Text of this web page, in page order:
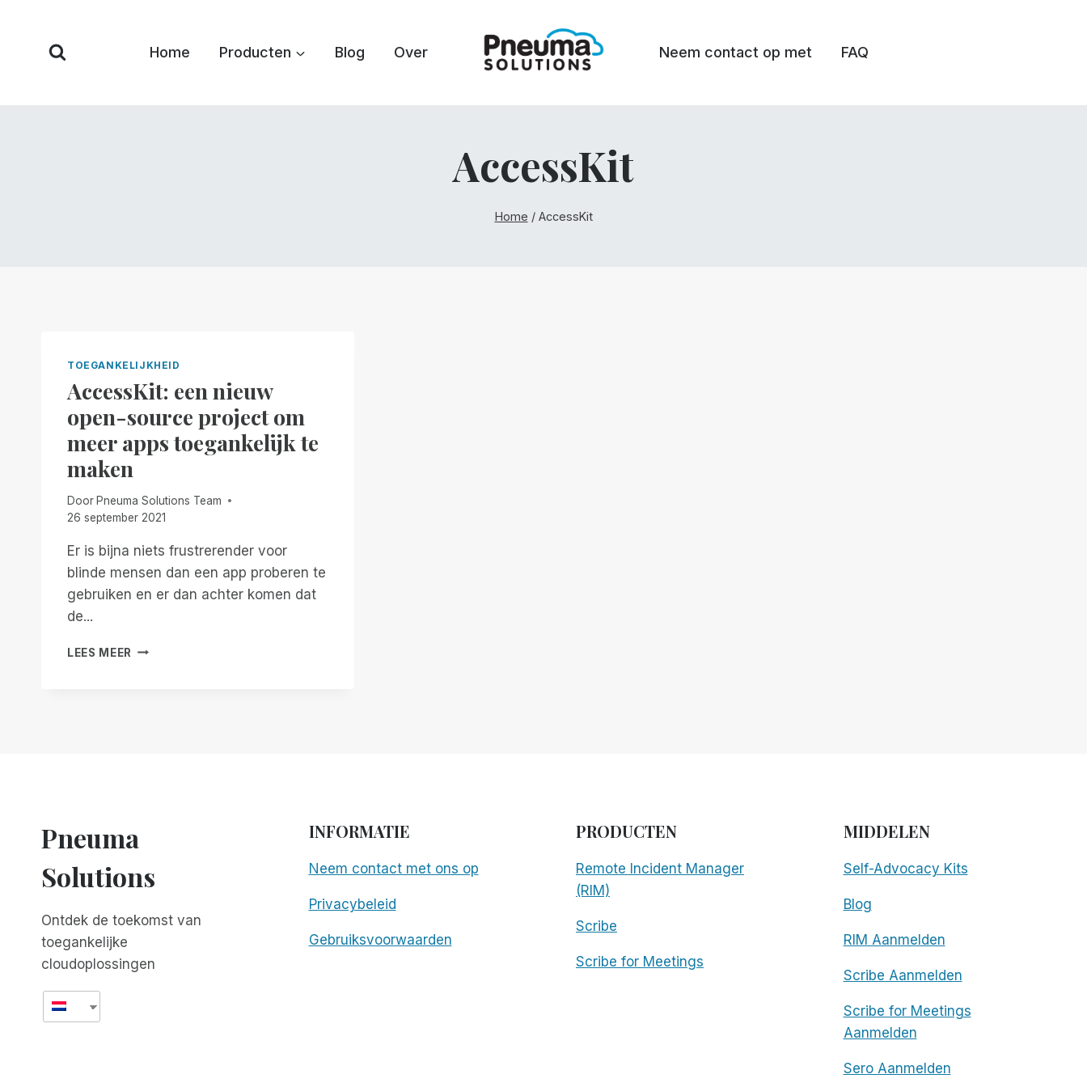
Home Producten Blog Over Neem contact op met FAQ
AccessKit
Home / AccessKit
TOEGANKELIJKHEID
AccessKit: een nieuw
open-source project om
meer apps toegankelijk te
maken
DoorPneuma Solutions Team
26 september 2021
Er is bijna niets frustrerender voor
blinde mensen dan een app proberen te
gebruiken en er dan achter komen dat
de...
LEES MEER ACCESSKIT:
MAKEN
Pneuma
Solutions
Ontdek de toekomst van
toegankelijke
cloudoplossingen
INFORMATIE
Neem contact met ons op
Privacybeleid
Gebruiksvoorwaarden
PRODUCTEN
Remote Incident Manager
(RIM)
Scribe
Scribe for Meetings
MIDDELEN
Self-Advocacy Kits
Blog
RIM Aanmelden
Scribe Aanmelden
Scribe for Meetings
Aanmelden
Sero Aanmelden